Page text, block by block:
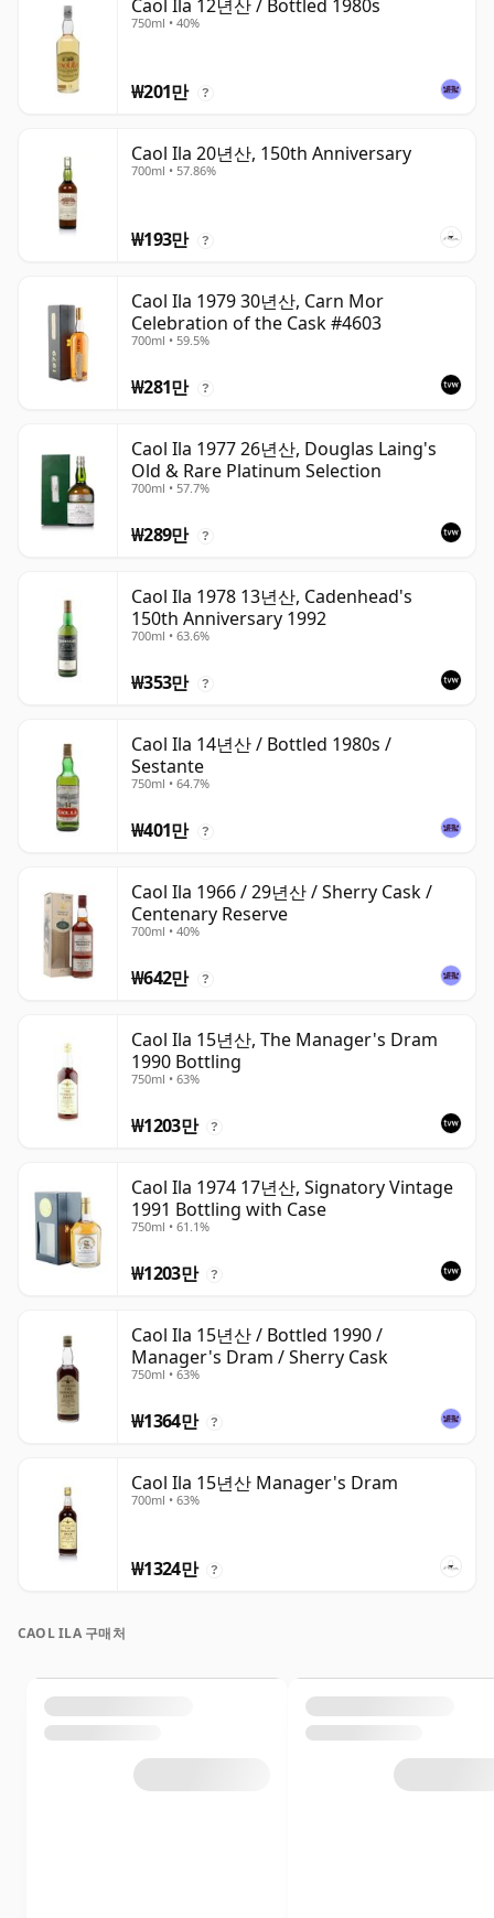
Caol Ila 12년산 / Bottled 1980s
750ml • 40%
₩201만 ?
Caol Ila 20년산, 150th Anniversary
700ml • 57.86%
₩193만 ?
Caol Ila 1979 30년산, Carn Mor
Celebration of the Cask #4603
700ml • 59.5%
₩281만 ?
Caol Ila 1977 26년산, Douglas Laing's
Old & Rare Platinum Selection
700ml • 57.7%
₩289만 ?
Caol Ila 1978 13년산, Cadenhead's
150th Anniversary 1992
700ml • 63.6%
₩353만 ?
Caol Ila 14년산 / Bottled 1980s /
Sestante
750ml • 64.7%
₩401만 ?
Caol Ila 1966 / 29년산 / Sherry Cask /
Centenary Reserve
700ml • 40%
₩642만 ?
Caol Ila 15년산, The Manager's Dram
1990 Bottling
750ml • 63%
₩1203만 ?
Caol Ila 1974 17년산, Signatory Vintage
1991 Bottling with Case
750ml • 61.1%
₩1203만 ?
Caol Ila 15년산 / Bottled 1990 /
Manager's Dram / Sherry Cask
750ml • 63%
₩1364만 ?
Caol Ila 15년산 Manager's Dram
700ml • 63%
₩1324만 ?
CAOL ILA 구매처